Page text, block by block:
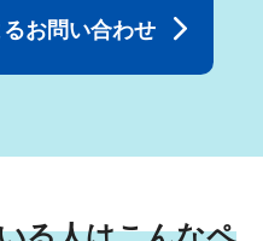
お問い合わせ